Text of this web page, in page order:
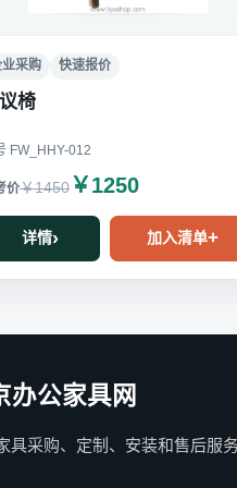
采购 快速报价
椅
FW_HHY-012
￥1450￥1250
详情 加入清单
办公家具网
具采购、定制、安装和售后服务